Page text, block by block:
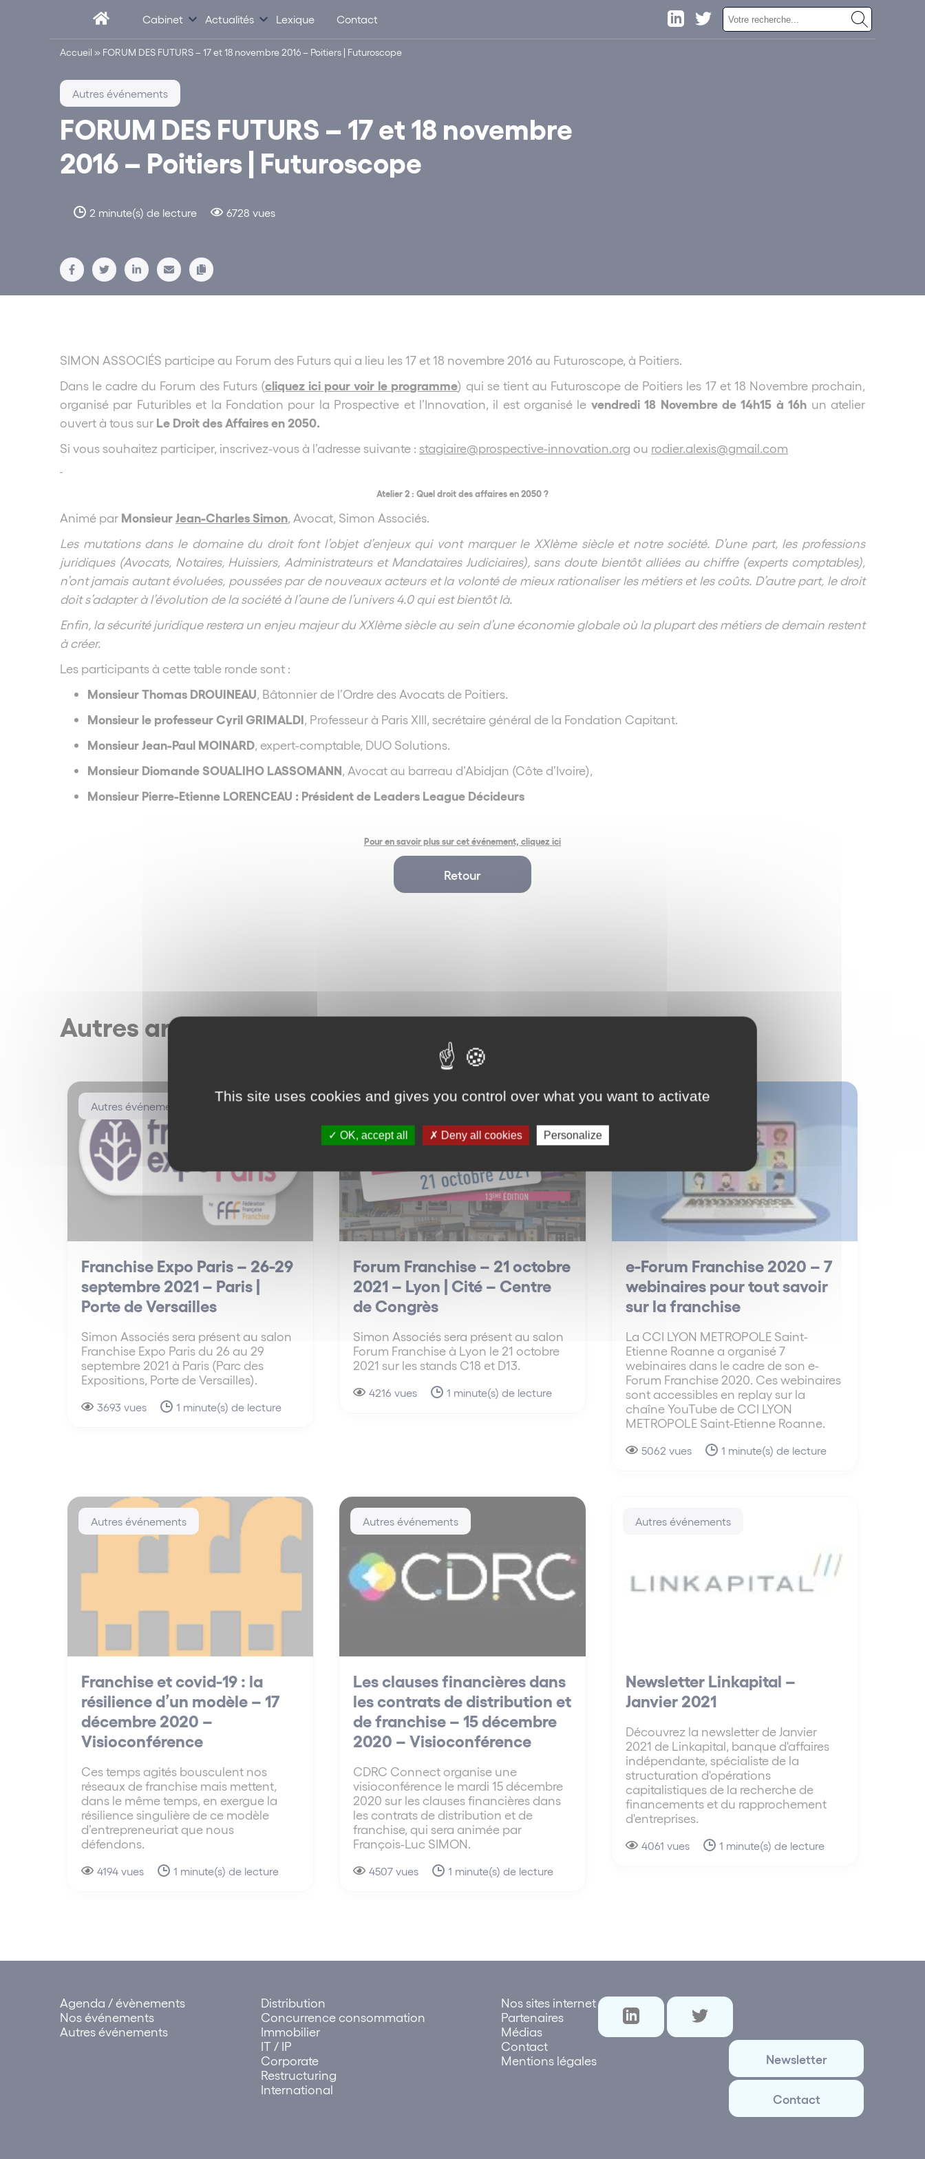
Cabinet Actualités Lexique Contact
Accueil » FORUM DES FUTURS – 17 et 18 novembre 2016 – Poitiers | Futuroscope
FORUM DES FUTURS – 17 et 18 novembre
2016 – Poitiers | Futuroscope
2 minute(s) de lecture 6728 vues
Autres événements
SIMON ASSOCIÉS participe au Forum des Futurs qui a lieu les 17 et 18 novembre 2016 au Futuroscope, à Poitiers.
Dans le cadre du Forum des Futurs (cliquez ici pour voir le programme) qui se tient au Futuroscope de Poitiers les 17 et 18 Novembre prochain,
organisé par Futuribles et la Fondation pour la Prospective et l’Innovation, il est organisé le vendredi 18 Novembre de 14h15 à 16h un atelier
ouvert à tous sur Le Droit des Affaires en 2050.
Si vous souhaitez participer, inscrivez-vous à l’adresse suivante : stagiaire@prospective-innovation.org ou rodier.alexis@gmail.com
Atelier 2 : Quel droit des affaires en 2050 ?
Animé par MonsieurJean-Charles Simon, Avocat, Simon Associés.
Les mutations dans le domaine du droit font l’objet d’enjeux qui vont marquer le XXIème siècle et notre société. D’une part, les professions
juridiques (Avocats, Notaires, Huissiers, Administrateurs et Mandataires Judiciaires), sans doute bientôt alliées au chiffre (experts comptables),
n’ont jamais autant évoluées, poussées par de nouveaux acteurs et la volonté de mieux rationaliser les métiers et les coûts. D’autre part, le droit
doit s’adapter à l’évolution de la société à l’aune de l’univers 4.0 qui est bientôt là.
Enfin, la sécurité juridique restera un enjeu majeur du XXIème siècle au sein d’une économie globale où la plupart des métiers de demain restent
à créer.
Les participants à cette table ronde sont :
Monsieur Thomas DROUINEAU, Bâtonnier de l’Ordre des Avocats de Poitiers.
Monsieur le professeur Cyril GRIMALDI, Professeur à Paris XIII, secrétaire général de la Fondation Capitant.
Monsieur Jean-Paul MOINARD, expert-comptable, DUO Solutions.
Monsieur Diomande SOUALIHO LASSOMANN, Avocat au barreau d’Abidjan (Côte d’Ivoire),
Monsieur Pierre-Etienne LORENCEAU : Président de Leaders League Décideurs
Pour en savoir plus sur cet événement, cliquez ici
Retour
Autres articles
Autres événements
Franchise Expo Paris – 26-29
septembre 2021 – Paris |
Porte de Versailles
Simon Associés sera présent au salon
Franchise Expo Paris du 26 au 29
septembre 2021 à Paris (Parc des
Expositions, Porte de Versailles).
3693 vues 1 minute(s) de lecture
Autres événements Evenements
Forum Franchise – 21 octobre
2021 – Lyon | Cité – Centre
de Congrès
Simon Associés sera présent au salon
Forum Franchise à Lyon le 21 octobre
2021 sur les stands C18 et D13.
4216 vues 1 minute(s) de lecture
Autres événements
e-Forum Franchise 2020 – 7
webinaires pour tout savoir
sur la franchise
La CCI LYON METROPOLE Saint-
Etienne Roanne a organisé 7
webinaires dans le cadre de son e-
Forum Franchise 2020. Ces webinaires
sont accessibles en replay sur la
chaîne YouTube de CCI LYON
METROPOLE Saint-Etienne Roanne.
5062 vues 1 minute(s) de lecture
Autres événements
Franchise et covid-19 : la
résilience d’un modèle – 17
décembre 2020 –
Visioconférence
Ces temps agités bousculent nos
réseaux de franchise mais mettent,
dans le même temps, en exergue la
résilience singulière de ce modèle
d’entrepreneuriat que nous
défendons.
4194 vues 1 minute(s) de lecture
Autres événements
Les clauses financières dans
les contrats de distribution et
de franchise – 15 décembre
2020 – Visioconférence
CDRC Connect organise une
visioconférence le mardi 15 décembre
2020 sur les clauses financières dans
les contrats de distribution et de
franchise, qui sera animée par
François-Luc SIMON.
4507 vues 1 minute(s) de lecture
Autres événements
Newsletter Linkapital –
Janvier 2021
Découvrez la newsletter de Janvier
2021 de Linkapital, banque d'affaires
indépendante, spécialiste de la
structuration d'opérations
capitalistiques de la recherche de
financements et du rapprochement
d'entreprises.
4061 vues 1 minute(s) de lecture
Agenda / évènements
Nos événements
Autres événements
Distribution
Concurrence consommation
Immobilier
IT / IP
Corporate
Restructuring
International
Nos sites internet
Partenaires
Médias
Contact
Mentions légales
Newsletter
Contact
This site uses cookies and gives you control over what you want to activate
OK, accept all Deny all cookies Personalize